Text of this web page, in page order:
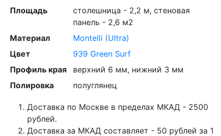
Площадь
столешница - 2,2 м, стеновая
панель - 2,6 м2
Материал
Montelli (Ultra)
Цвет
939 Green Surf
Профиль края
верхний 6 мм, нижний 3 мм
Полировка
полуглянец
Доставка по Москве в пределах МКАД - 2500
рублей.
Доставка за МКАД составляет - 50 рублей за 1